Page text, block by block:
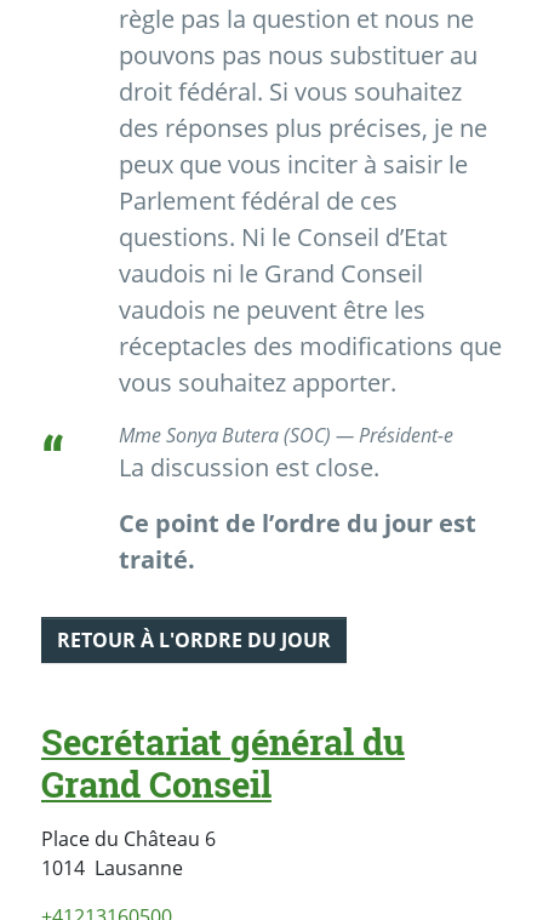
règle pas la question et nous ne
pouvons pas nous substituer au
droit fédéral. Si vous souhaitez
des réponses plus précises, je ne
peux que vous inciter à saisir le
Parlement fédéral de ces
questions. Ni le Conseil d’Etat
vaudois ni le Grand Conseil
vaudois ne peuvent être les
réceptacles des modifications que
vous souhaitez apporter.
Mme Sonya Butera (SOC) — Président-e
La discussion est close.
Ce point de l’ordre du jour est
traité.
RETOUR À L'ORDRE DU JOUR
Secrétariat général du
Grand Conseil
Place du Château 6
1014 LausanneSuisse